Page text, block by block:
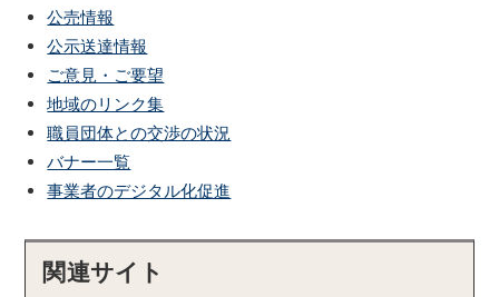
公売情報
公示送達情報
ご意見・ご要望
地域のリンク集
職員団体との交渉の状況
バナー一覧
事業者のデジタル化促進
関連サイト